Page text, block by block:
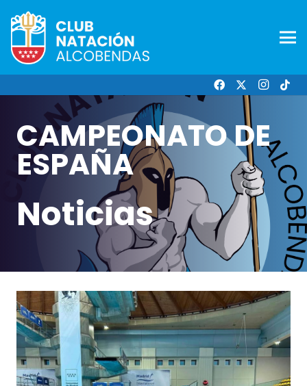
CAMPEONATO DE
ESPAÑA
Noticias